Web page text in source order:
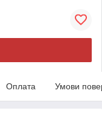
Оплата Умови